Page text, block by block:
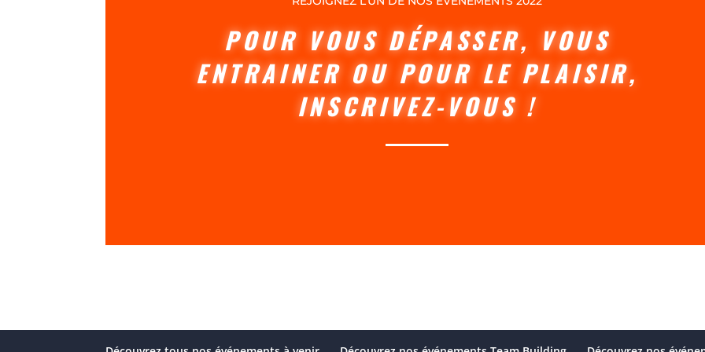
POUR VOUS DÉPASSER, VOUS
ENTRAINER OU POUR LE PLAISIR,
INSCRIVEZ-VOUS !